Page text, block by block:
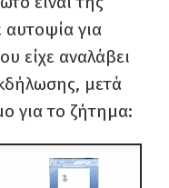
αυτοψία για
είχε αναλάβει
μετά
για το ζήτημα: